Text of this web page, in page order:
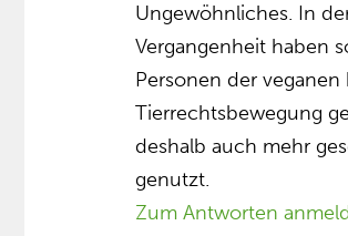
Ungewöhnliches. In
Vergangenheit haben
Personen der veganen
Tierrechtsbewegung
deshalb auch mehr
genutzt.
Zum Antworten